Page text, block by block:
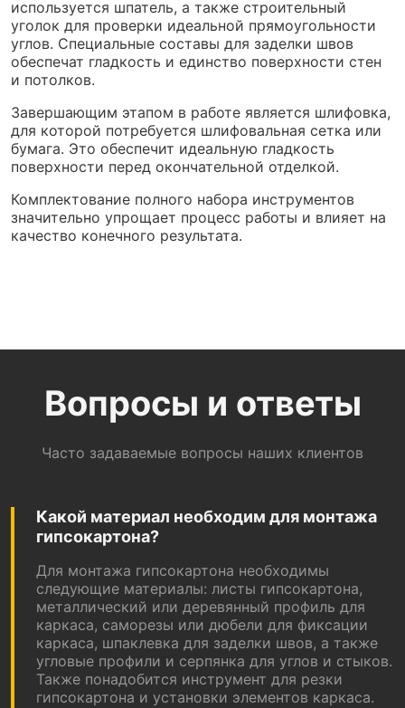
используется шпатель, а также строительный
уголок для проверки идеальной прямоугольности
углов. Специальные составы для заделки швов
обеспечат гладкость и единство поверхности стен
и потолков.
Завершающим этапом в работе является шлифовка,
для которой потребуется шлифовальная сетка или
бумага. Это обеспечит идеальную гладкость
поверхности перед окончательной отделкой.
Комплектование полного набора инструментов
значительно упрощает процесс работы и влияет на
качество конечного результата.
Вопросы и ответы
Часто задаваемые вопросы наших клиентов
Какой материал необходим для монтажа
гипсокартона?
Для монтажа гипсокартона необходимы
следующие материалы: листы гипсокартона,
металлический или деревянный профиль для
каркаса, саморезы или дюбели для фиксации
каркаса, шпаклевка для заделки швов, а также
угловые профили и серпянка для углов и стыков.
Также понадобится инструмент для резки
гипсокартона и установки элементов каркаса.